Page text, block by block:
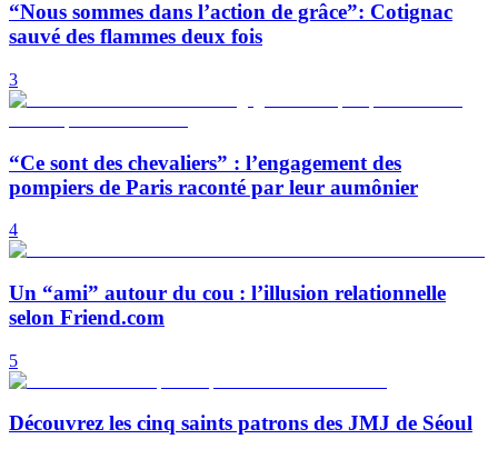
“Nous sommes dans l’action de grâce”: Cotignac
sauvé des flammes deux fois
3
“Ce sont des chevaliers” : l’engagement des
pompiers de Paris raconté par leur aumônier
4
Un “ami” autour du cou : l’illusion relationnelle
selon Friend.com
5
Découvrez les cinq saints patrons des JMJ de Séoul